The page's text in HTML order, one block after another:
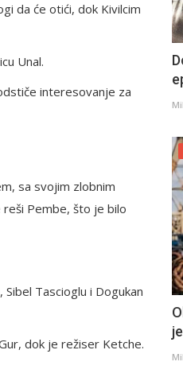
da će otići, dok Kivilcim
Unal.
interesovanje za
sa svojim zlobnim
reši Pembe, što je bilo
Tascioglu i Dogukan
dok je režiser Ketche.